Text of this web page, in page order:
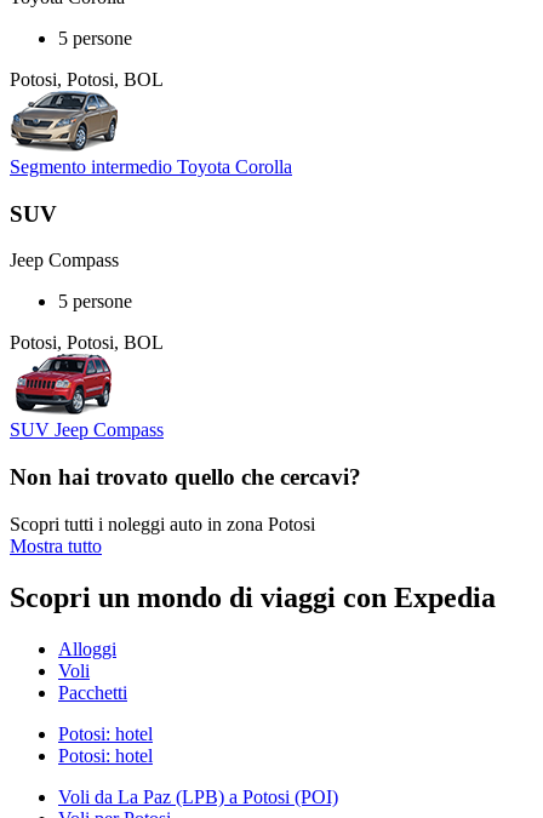
5 persone
Potosi, Potosi, BOL
Segmento intermedio Toyota Corolla
SUV
Jeep Compass
5 persone
Potosi, Potosi, BOL
SUV Jeep Compass
Non hai trovato quello che cercavi?
Scopri tutti i noleggi auto in zona Potosi
Mostra tutto
Scopri un mondo di viaggi con Expedia
Alloggi
Voli
Pacchetti
Potosi: hotel
Potosi: hotel
Voli da La Paz (LPB) a Potosi (POI)